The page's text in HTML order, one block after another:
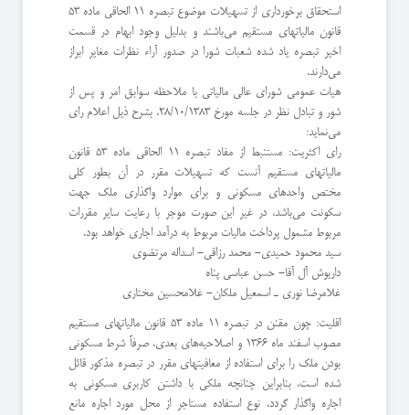
استحقاق برخورداری از تسهیلات موضوع تبصره 11 الحاقی ماده 53
قانون مالیاتهای مستقیم می‌باشند و بدلیل وجود ابهام در قسمت
اخیر تبصره یاد شده شعبات شورا در صدور آراء نظرات مغایر ابراز
می‌دارند.
هیات عمومی شورای عالی مالیاتی با ملاحظه سوابق امر و پس از
شور و تبادل نظر در جلسه مورخ 28/10/1383، بشرح ذیل اعلام رای
می‌نماید:
رای اکثریت: مستنبط از مفاد تبصره 11 الحاقی ماده 53 قانون
مالیاتهای مستقیم آنست که تسهیلات مقرر در آن بطور کلی
مختص واحدهای مسکونی و برای موارد واگذاری ملک جهت
سکونت می‌باشد، در غیر این صورت موجر با رعایت سایر مقررات
مربوط مشمول پرداخت مالیات مربوط به درآمد اجاری خواهد بود.
سید محمود حمیدی- محمد رزاقی- اسداله مرتضوی
داریوش آل آقا- حسن عباسی پناه
غلامرضا نوری ـ اسمعیل ملکان- غلامحسین مختاری
اقلیت: چون مقنن در تبصره 11 ماده 53 قانون مالیاتهای مستقیم
مصوب اسفند ماه 1366 و اصلاحیه‌های بعدی، صرفاً شرط مسکونی
بودن ملک را برای استفاده از معافیتهای مقرر در تبصره مذکور قائل
شده است، بنابراین چنانچه ملکی با داشتن کاربری مسکونی به
اجاره واگذار گردد، نوع استفاده مستاجر از محل مورد اجاره مانع